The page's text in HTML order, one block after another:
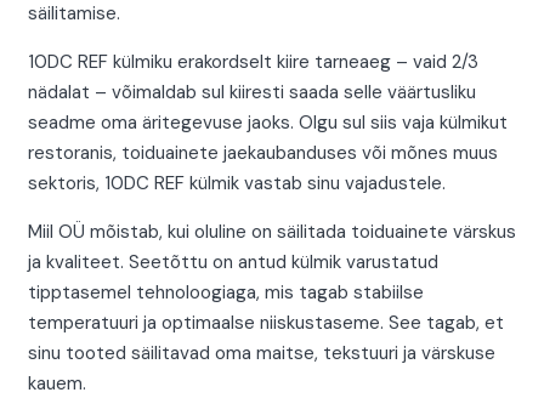
säilitamise.
10DC REF külmiku erakordselt kiire tarneaeg – vaid 2/3
nädalat – võimaldab sul kiiresti saada selle väärtusliku
seadme oma äritegevuse jaoks. Olgu sul siis vaja külmikut
restoranis, toiduainete jaekaubanduses või mõnes muus
sektoris, 10DC REF külmik vastab sinu vajadustele.
Miil OÜ mõistab, kui oluline on säilitada toiduainete värskus
ja kvaliteet. Seetõttu on antud külmik varustatud
tipptasemel tehnoloogiaga, mis tagab stabiilse
temperatuuri ja optimaalse niiskustaseme. See tagab, et
sinu tooted säilitavad oma maitse, tekstuuri ja värskuse
kauem.